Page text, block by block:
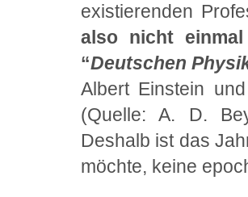
existierenden
also nicht
“Deutschen
Albert Einstein
(Quelle: A. D.
Deshalb ist das
möchte, keine